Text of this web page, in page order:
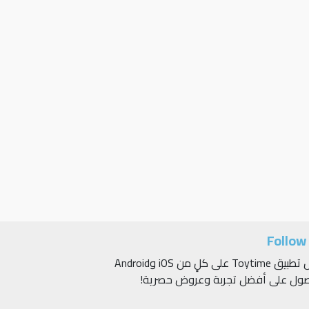
حمّل تطبيق Toytime على كلٍ من iOS وAndroid
على أفضل تجربة وعروض حصرية!